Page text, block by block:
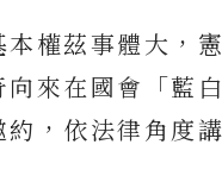
權茲事體大，
向來在國會「藍
，依法律角度